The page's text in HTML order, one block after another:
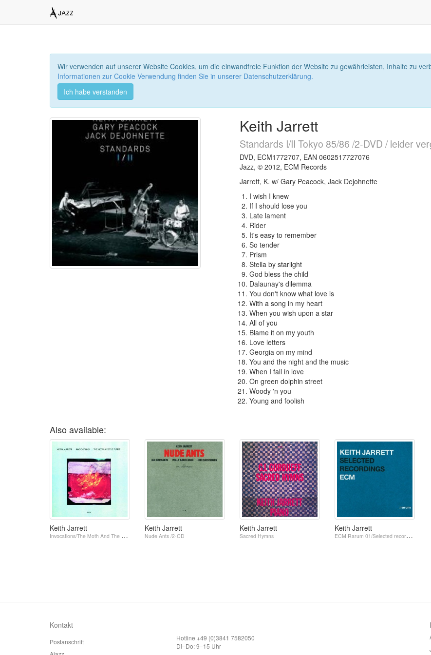
Wir verwenden auf unserer Website Cookies, um die einwandfreie Funktion der Website zu gewährleisten, Inhalte zu
Informationen zur Cookie Verwendung finden Sie in unserer Datenschutzerklärung.
Ich habe verstanden
Keith Jarrett
Standards I/II Tokyo 85/86 /2-DVD / leider
DVD, ECM1772707, EAN 0602517727076
Jazz, © 2012, ECM Records
Jarrett, K. w/ Gary Peacock, Jack Dejohnette
I wish I knew
If I should lose you
Late lament
Rider
It's easy to remember
So tender
Prism
Stella by starlight
God bless the child
Dalaunay's dilemma
You don't know what love is
With a song in my heart
When you wish upon a star
All of you
Blame it on my youth
Love letters
Georgia on my mind
You and the night and the music
When I fall in love
On green dolphin street
Woody 'n you
Young and foolish
Also available:
Keith Jarrett
Invocations/The Moth And The Flame /2-CD
Keith Jarrett
Nude Ants /2-CD
Keith Jarrett
Sacred Hymns
Keith Jarrett
ECM Rarum 01/Selected recordings / 2-CD Digipac
Kontakt
Postanschrift
Hotline +49 (0)3841 7582050
Di–Do: 9–15 Uhr